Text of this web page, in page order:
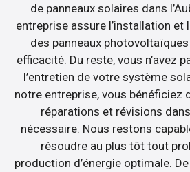
de panneaux solaires dans
entreprise assure l’installation et
des panneaux
efficacité. Du reste, vous n’avez
l’entretien de votre système
notre entreprise, vous bénéficiez
réparations et révisions
nécessaire. Nous restons
résoudre au plus tôt tout
production d’énergie optimale.